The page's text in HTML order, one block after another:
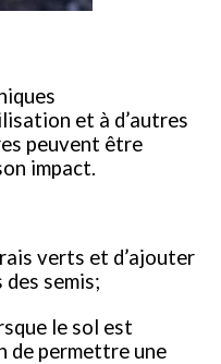
et à d’autres
peuvent être
impact.
verts et d’ajouter
semis;
le sol est
de permettre une